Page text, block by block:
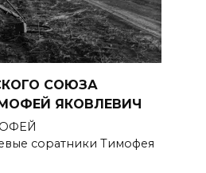
СОЮЗА
ЯКОВЛЕВИЧ
соратники Тимофея